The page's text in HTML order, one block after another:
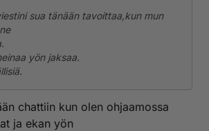
sua tänään tavoittaa,kun mun
yön jaksaa.
chattiin kun olen ohjaamossa
ja ekan yön